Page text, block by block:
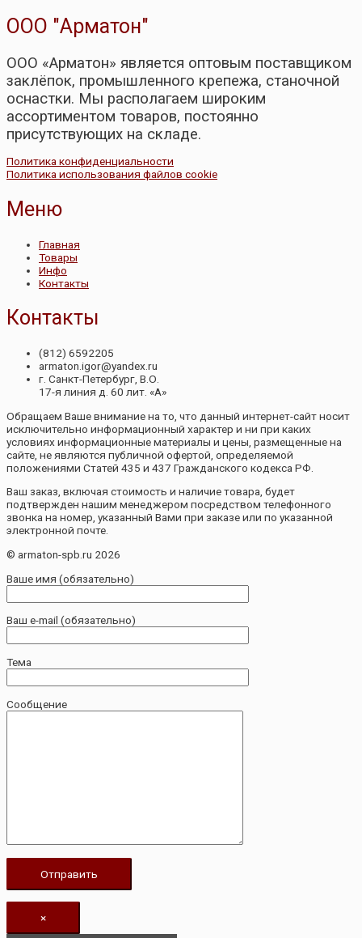
ООО "Арматон"
ООО «Арматон» является оптовым поставщиком
заклёпок, промышленного крепежа, станочной
оснастки. Мы располагаем широким
ассортиментом товаров, постоянно
присутствующих на складе.
Политика конфиденциальности
Политика использования файлов cookie
Меню
Главная
Товары
Инфо
Контакты
Контакты
(812) 6592205
armaton.igor@yandex.ru
г. Санкт-Петербург, В.О.
17-я линия д. 60 лит. «А»
Обращаем Ваше внимание на то, что данный интернет-сайт носит
исключительно информационный характер и ни при каких
условиях информационные материалы и цены, размещенные на
сайте, не являются публичной офертой, определяемой
положениями Статей 435 и 437 Гражданского кодекса РФ.
Ваш заказ, включая стоимость и наличие товара, будет
подтвержден нашим менеджером посредством телефонного
звонка на номер, указанный Вами при заказе или по указанной
электронной почте.
© armaton-spb.ru 2026
Ваше имя (обязательно)
Ваш e-mail (обязательно)
Тема
Сообщение
×